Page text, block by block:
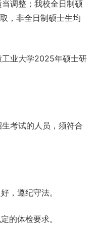
调整；我校全日制硕
，非全日制硕士生均
业大学2025年硕士研
生考试的人员，须符合
，遵纪守法。
的体检要求。